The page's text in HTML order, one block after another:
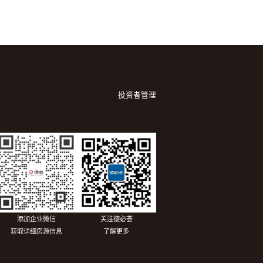
投资者管理
添加企业微信
获取详细房源信息
关注德必荟
了解更多